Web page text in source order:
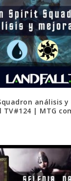
análisis
TV#124 | MTG